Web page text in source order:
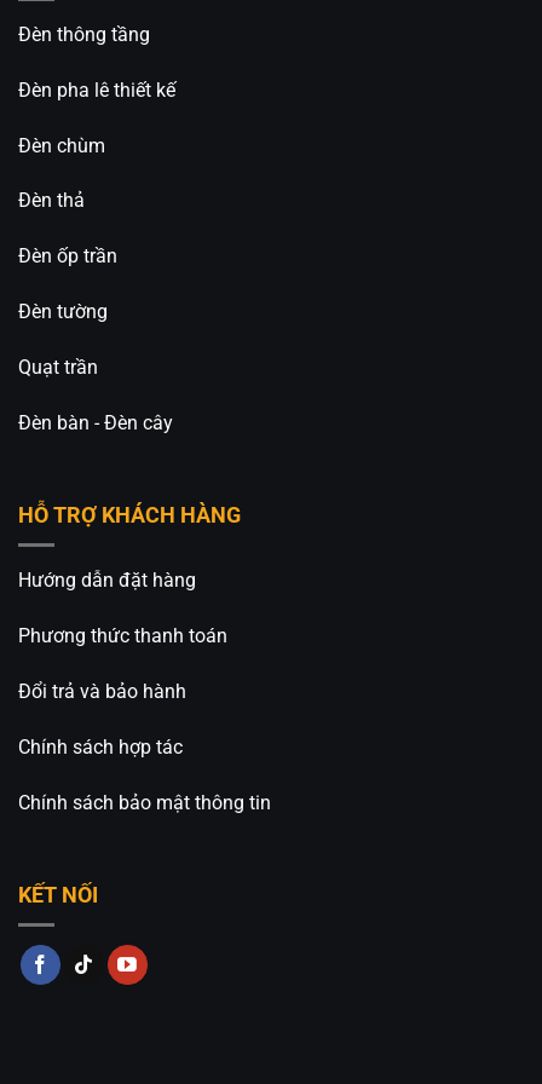
Nếu bạn đang muốn làm mới không gian sống
bằng một mẫu
thì CDA-8898T6B chắc chắn là lựa chọn xứng
hàng gọi điện trực tiếp cho
cấp các loại đèn trang trí decor, đa dạng mẫu mã
_____________________________________________
🏢CN 1: 514 Nguyễn Oanh, Phường An Nhơn, TP.
🏢CN 2: 511 Ngô Gia Tự, Phường Việt Hưng, TP. Hà
Nội
08.1745.175 (Zalo)
Fanpage: Đèn Trang Trí An An Decor
Đèn thông tầng
Đèn pha lê thiết kế
Đèn chùm
Đèn thả
Đèn ốp trần
Đèn tường
Quạt trần
Đèn bàn - Đèn cây
HỖ TRỢ KHÁCH HÀNG
Hướng dẫn đặt hàng
Phương thức thanh toán
Đổi trả và bảo hành
Chính sách hợp tác
Chính sách bảo mật thông tin
KẾT NỐI